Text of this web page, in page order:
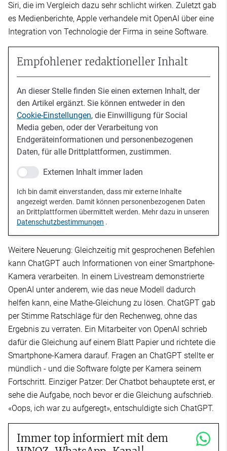
Siri, die im Vergleich dazu sehr schlicht wirken. Zuletzt gab
es Medienberichte, Apple verhandele mit OpenAI über eine
Integration von Technologie der Firma in seine Software.
Empfohlener redaktioneller Inhalt
An dieser Stelle finden Sie einen externen Inhalt, der
den Artikel ergänzt. Sie können entweder in den
Cookie-Einstellungen, die Einwilligung für Social
Media geben, oder der Verarbeitung von
Endgeräteinformationen und personenbezogenen
Daten, für alle Drittplattformen, zustimmen.
Externen Inhalt immer laden
Ich bin damit einverstanden, dass mir externe Inhalte
angezeigt werden. Damit können personenbezogenen Daten
an Drittplattformen übermittelt werden. Mehr dazu in unseren
Datenschutzbestimmungen .
Weitere Neuerung: Gleichzeitig mit gesprochenen Befehlen
kann ChatGPT auch Informationen von einer Smartphone-
Kamera verarbeiten. In einem Livestream demonstrierte
OpenAI unter anderem, wie das neue Modell dadurch
helfen kann, eine Mathe-Gleichung zu lösen. ChatGPT gab
per Stimme Ratschläge für den Rechenweg, ohne das
Ergebnis zu verraten. Ein Mitarbeiter von OpenAI schrieb
dafür die Gleichung auf einem Blatt Papier und richtete die
Smartphone-Kamera darauf. Fragen an ChatGPT stellte er
mündlich - und die Software folgte per Kamera seinem
Fortschritt. Einziger Patzer: Der Chatbot behauptete erst, er
sehe die Aufgabe, noch bevor er die Gleichung aufschrieb.
«Oops, ich war zu aufgeregt», entschuldigte sich ChatGPT.
Immer top informiert mit dem